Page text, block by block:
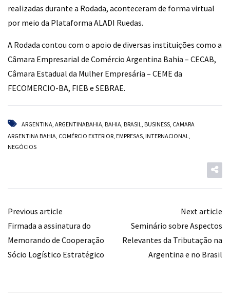
realizadas durante a Rodada, aconteceram de forma virtual
por meio da Plataforma ALADI Ruedas.
A Rodada contou com o apoio de diversas instituições como a
Câmara Empresarial de Comércio Argentina Bahia – CECAB,
Câmara Estadual da Mulher Empresária – CEME da
FECOMERCIO-BA, FIEB e SEBRAE.
ARGENTINA, ARGENTINABAHIA, BAHIA, BRASIL, BUSINESS, CAMARA
ARGENTINA BAHIA, COMÉRCIO EXTERIOR, EMPRESAS, INTERNACIONAL,
NEGÓCIOS
Previous article
Firmada a assinatura do
Memorando de Cooperação
Sócio Logístico Estratégico
Next article
Seminário sobre Aspectos
Relevantes da Tributação na
Argentina e no Brasil